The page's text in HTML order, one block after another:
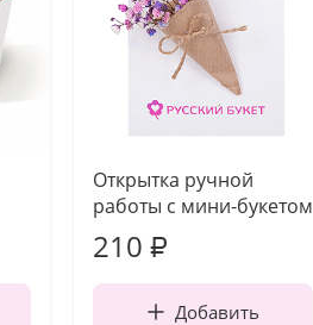
Открытка ручной
работы с мини-букетом
210 ₽
Добавить